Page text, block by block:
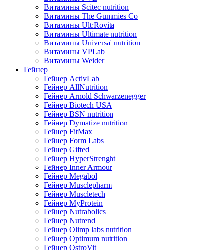
Витамины Scitec nutrition
Витамины The Gummies Co
Витамины Ult:Rovita
Витамины Ultimate nutrition
Витамины Universal nutrition
Витамины VPLab
Витамины Weider
Гейнер
Гейнер ActivLab
Гейнер AllNutrition
Гейнер Arnold Schwarzenegger
Гейнер Biotech USA
Гейнер BSN nutrition
Гейнер Dymatize nutrition
Гейнер FitMax
Гейнер Form Labs
Гейнер Gifted
Гейнер HyperStrenght
Гейнер Inner Armour
Гейнер Megabol
Гейнер Musclepharm
Гейнер Muscletech
Гейнер MyProtein
Гейнер Nutrabolics
Гейнер Nutrend
Гейнер Olimp labs nutrition
Гейнер Optimum nutrition
Гейнер OstroVit